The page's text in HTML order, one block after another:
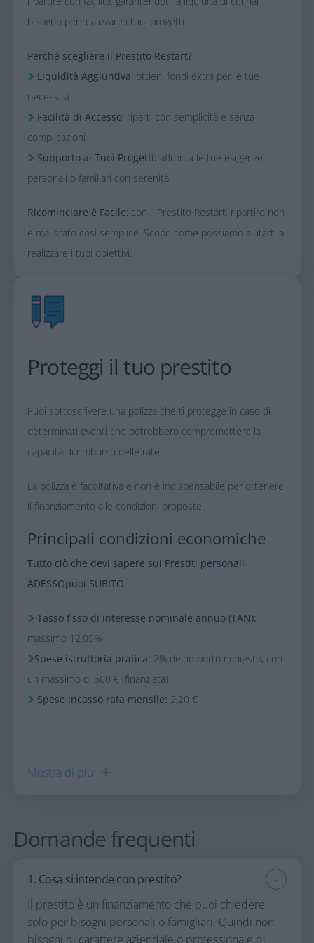
bisogno per realizzare i tuoi progetti.​
​Perché scegliere il Prestito Restart?​
Liquidità Aggiuntiva: ottieni fondi extra per le tue
necessità
Facilità di Accesso: riparti con semplicità e senza
complicazioni
Supporto ai Tuoi Progetti: affronta le tue esigenze
personali o familiari con serenità
​Ricominciare è Facile: con il Prestito Restart, ripartire non
è mai stato così semplice. Scopri come possiamo aiutarti a
realizzare i tuoi obiettivi.​
​Proteggi il tuo prestito
Puoi sottoscrivere una polizza che ti protegge in caso di
determinati eventi che potrebbero compromettere la
capacità di rimborso delle rate.
La polizza è facoltativa e non è indispensabile per ottenere
il finanziamento alle condizioni proposte.
Principali condizioni economiche
Tutto ciò che devi sapere sui Prestiti personali
ADESSOpuoi SUBITO​
​Tasso fisso di interesse nominale annuo (TAN):
massimo 12,05%
​Spese istruttoria pratica: 2% dell’importo richiesto, con
un massimo di 500 € (finanziata)​
​Spese incasso rata mensile: 2,20 €
Mostra di più
Domande frequenti
1. Cosa si intende con prestito?
Il prestito è un finanziamento che puoi chiedere
solo per bisogni personali o famigliari. Quindi non
bisogni di carattere aziendale o professionale di